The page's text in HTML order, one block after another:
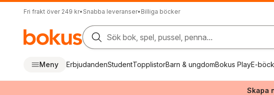
Fri frakt över 249 kr• Snabba leveranser• Billiga böcker
Sök bok, spel, pussel, penna...
Meny ErbjudandenStudentTopplistorBarn & ungdomBokus PlayE-
Skapa